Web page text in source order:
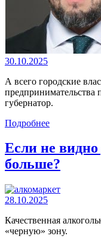
30.10.2025
А всего городские
предпринимательства
губернатор.
Подробнее
Если не
больше?
28.10.2025
Качественная
«черную» зону.